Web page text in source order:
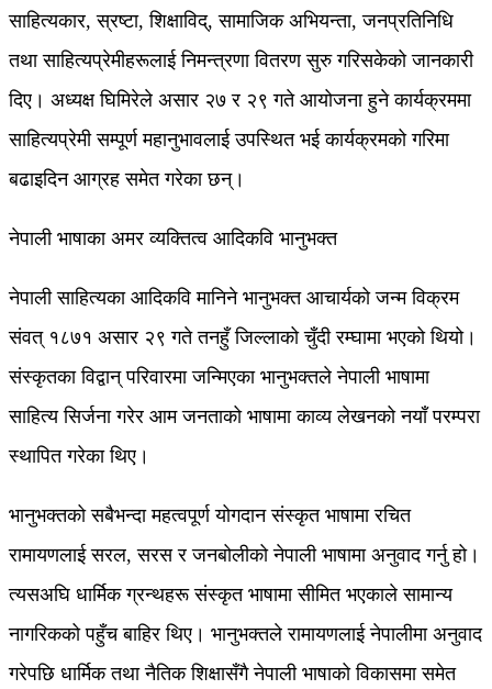
साहित्यकार, स्रष्टा, शिक्षाविद्, सामाजिक अभियन्ता, जनप्रतिनिधि
तथा साहित्यप्रेमीहरूलाई निमन्त्रणा वितरण सुरु गरिसकेको जानकारी
दिए। अध्यक्ष घिमिरेले असार २७ र २९ गते आयोजना हुने कार्यक्रममा
साहित्यप्रेमी सम्पूर्ण महानुभावलाई उपस्थित भई कार्यक्रमको गरिमा
बढाइदिन आग्रह समेत गरेका छन्।
नेपाली भाषाका अमर व्यक्तित्व आदिकवि भानुभक्त
नेपाली साहित्यका आदिकवि मानिने भानुभक्त आचार्यको जन्म विक्रम
संवत् १८७१ असार २९ गते तनहुँ जिल्लाको चुँदी रम्घामा भएको थियो।
संस्कृतका विद्वान् परिवारमा जन्मिएका भानुभक्तले नेपाली भाषामा
साहित्य सिर्जना गरेर आम जनताको भाषामा काव्य लेखनको नयाँ परम्परा
स्थापित गरेका थिए।
भानुभक्तको सबैभन्दा महत्वपूर्ण योगदान संस्कृत भाषामा रचित
रामायणलाई सरल, सरस र जनबोलीको नेपाली भाषामा अनुवाद गर्नु हो।
त्यसअघि धार्मिक ग्रन्थहरू संस्कृत भाषामा सीमित भएकाले सामान्य
नागरिकको पहुँच बाहिर थिए। भानुभक्तले रामायणलाई नेपालीमा अनुवाद
गरेपछि धार्मिक तथा नैतिक शिक्षासँगै नेपाली भाषाको विकासमा समेत